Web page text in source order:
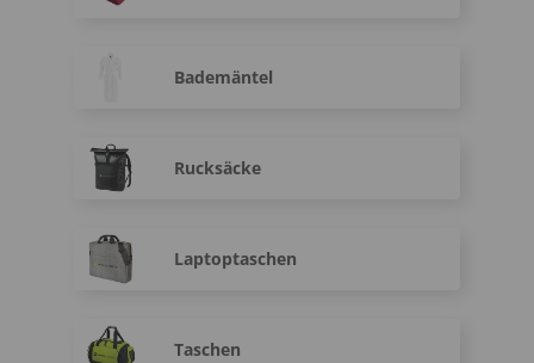
Bademäntel
Rucksäcke
Laptoptaschen
Taschen